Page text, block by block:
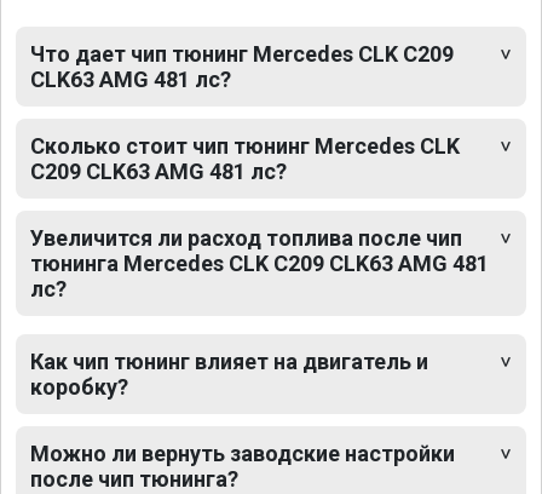
Что дает чип тюнинг Mercedes CLK C209
CLK63 AMG 481 лс?
Сколько стоит чип тюнинг Mercedes CLK
C209 CLK63 AMG 481 лс?
Увеличится ли расход топлива после чип
тюнинга Mercedes CLK C209 CLK63 AMG 481
лс?
Как чип тюнинг влияет на двигатель и
коробку?
Можно ли вернуть заводские настройки
после чип тюнинга?